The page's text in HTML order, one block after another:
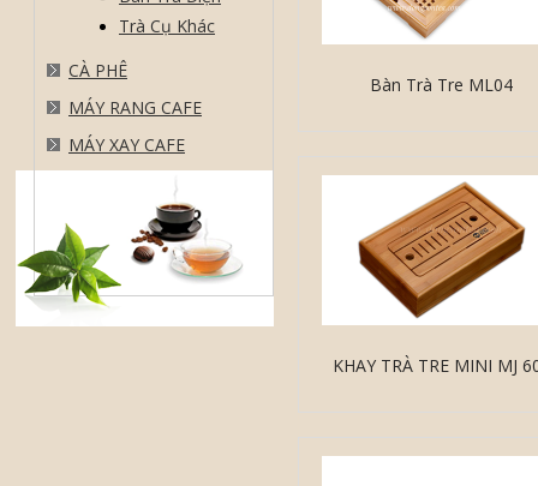
Trà Cụ Khác
CÀ PHÊ
MÁY RANG CAFE
MÁY XAY CAFE
Bàn Trà Tre ML04
KHAY TRÀ TRE MINI MJ